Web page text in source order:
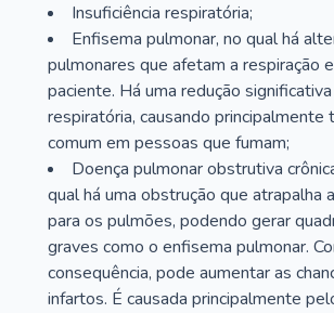
Insuficiência respiratória;
Enfisema pulmonar, no qual há
pulmonares que afetam a respiração
paciente. Há uma redução
respiratória, causando principalmente
comum em pessoas que fumam;
Doença pulmonar obstrutiva
qual há uma obstrução que atrapalha
para os pulmões, podendo gerar
graves como o enfisema pulmonar.
consequência, pode aumentar as
infartos. É causada principalmente